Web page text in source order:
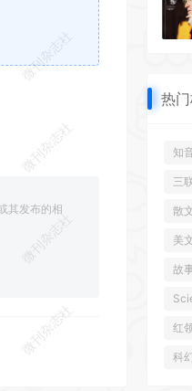
其发布的相
热
知
三
散
美
故
红
科
微刊杂志社
微刊杂志社
微刊杂志社
微刊杂志社